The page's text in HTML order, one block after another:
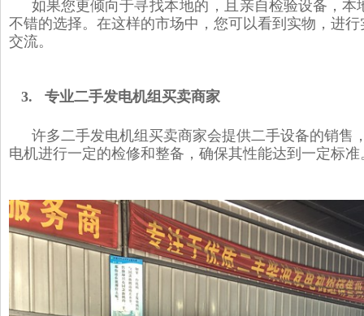
如果您更倾向于寻找本地的，且 亲自检验设备，本
不错的选择。在这样的市场中，您可以看到实物，进
交流。
3. 专业二手发电机组买卖商家
许多二手发电机组买卖商家会提供二手设备的销售
电机进行一定的检修和整备，确保其性能达到一定标准